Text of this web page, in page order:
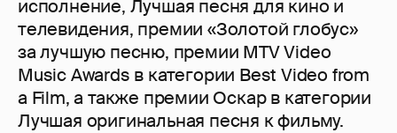
исполнение, Лучшая песня для кино и
телевидения, премии «Золотой глобус»
за лучшую песню, премии MTV Video
Music Awards в категории Best Video from
a Film, а также премии Оскар в категории
Лучшая оригинальная песня к фильму.